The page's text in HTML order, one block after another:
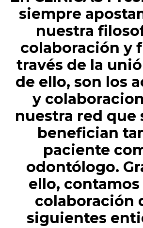
siempre
nuestra
colaboración y
través de la
de ello, son los
y
nuestra red que
benefician
paciente
odontólogo.
ello, contamos
colaboración
siguientes